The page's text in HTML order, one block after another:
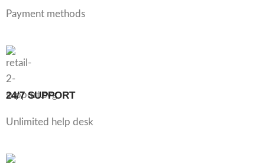
Payment methods
24/7 SUPPORT
Unlimited help desk